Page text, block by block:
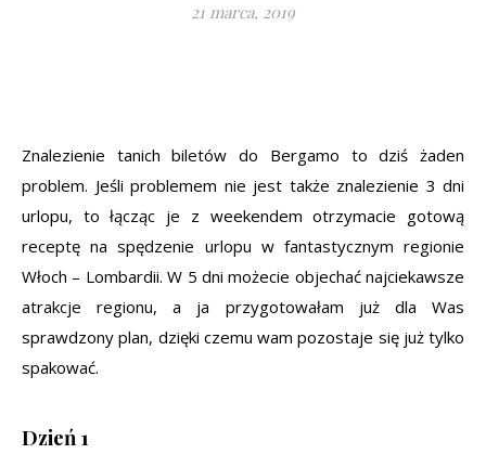
21 marca, 2019
Znalezienie tanich biletów do Bergamo to dziś żaden
problem. Jeśli problemem nie jest także znalezienie 3 dni
urlopu, to łącząc je z weekendem otrzymacie gotową
receptę na spędzenie urlopu w fantastycznym regionie
Włoch – Lombardii. W 5 dni możecie objechać najciekawsze
atrakcje regionu, a ja przygotowałam już dla Was
sprawdzony plan, dzięki czemu wam pozostaje się już tylko
spakować.
Dzień 1